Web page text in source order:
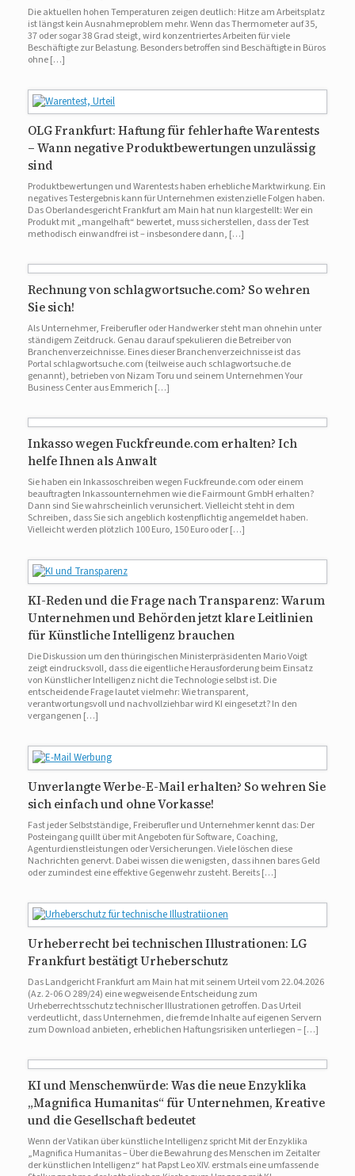
Die aktuellen hohen Temperaturen zeigen deutlich: Hitze am Arbeitsplatz
ist längst kein Ausnahmeproblem mehr. Wenn das Thermometer auf 35,
37 oder sogar 38 Grad steigt, wird konzentriertes Arbeiten für viele
Beschäftigte zur Belastung. Besonders betroffen sind Beschäftigte in Büros
ohne […]
OLG Frankfurt: Haftung für fehlerhafte Warentests
– Wann negative Produktbewertungen unzulässig
sind
Produktbewertungen und Warentests haben erhebliche Marktwirkung. Ein
negatives Testergebnis kann für Unternehmen existenzielle Folgen haben.
Das Oberlandesgericht Frankfurt am Main hat nun klargestellt: Wer ein
Produkt mit „mangelhaft“ bewertet, muss sicherstellen, dass der Test
methodisch einwandfrei ist – insbesondere dann, […]
Rechnung von schlagwortsuche.com? So wehren
Sie sich!
Als Unternehmer, Freiberufler oder Handwerker steht man ohnehin unter
ständigem Zeitdruck. Genau darauf spekulieren die Betreiber von
Branchenverzeichnisse. Eines dieser Branchenverzeichnisse ist das
Portal schlagwortsuche.com (teilweise auch schlagwortsuche.de
genannt), betrieben von Nizam Toru und seinem Unternehmen Your
Business Center aus Emmerich […]
Inkasso wegen Fuckfreunde.com erhalten? Ich
helfe Ihnen als Anwalt
Sie haben ein Inkassoschreiben wegen Fuckfreunde.com oder einem
beauftragten Inkassounternehmen wie die Fairmount GmbH erhalten?
Dann sind Sie wahrscheinlich verunsichert. Vielleicht steht in dem
Schreiben, dass Sie sich angeblich kostenpflichtig angemeldet haben.
Vielleicht werden plötzlich 100 Euro, 150 Euro oder […]
KI-Reden und die Frage nach Transparenz: Warum
Unternehmen und Behörden jetzt klare Leitlinien
für Künstliche Intelligenz brauchen
Die Diskussion um den thüringischen Ministerpräsidenten Mario Voigt
zeigt eindrucksvoll, dass die eigentliche Herausforderung beim Einsatz
von Künstlicher Intelligenz nicht die Technologie selbst ist. Die
entscheidende Frage lautet vielmehr: Wie transparent,
verantwortungsvoll und nachvollziehbar wird KI eingesetzt? In den
vergangenen […]
Unverlangte Werbe-E-Mail erhalten? So wehren Sie
sich einfach und ohne Vorkasse!
Fast jeder Selbstständige, Freiberufler und Unternehmer kennt das: Der
Posteingang quillt über mit Angeboten für Software, Coaching,
Agenturdienstleistungen oder Versicherungen. Viele löschen diese
Nachrichten genervt. Dabei wissen die wenigsten, dass ihnen bares Geld
oder zumindest eine effektive Gegenwehr zusteht. Bereits […]
Urheberrecht bei technischen Illustrationen: LG
Frankfurt bestätigt Urheberschutz
Das Landgericht Frankfurt am Main hat mit seinem Urteil vom 22.04.2026
(Az. 2-06 O 289/24) eine wegweisende Entscheidung zum
Urheberrechtsschutz technischer Illustrationen getroffen. Das Urteil
verdeutlicht, dass Unternehmen, die fremde Inhalte auf eigenen Servern
zum Download anbieten, erheblichen Haftungsrisiken unterliegen – […]
KI und Menschenwürde: Was die neue Enzyklika
„Magnifica Humanitas“ für Unternehmen, Kreative
und die Gesellschaft bedeutet
Wenn der Vatikan über künstliche Intelligenz spricht Mit der Enzyklika
„Magnifica Humanitas – Über die Bewahrung des Menschen im Zeitalter
der künstlichen Intelligenz“ hat Papst Leo XIV. erstmals eine umfassende